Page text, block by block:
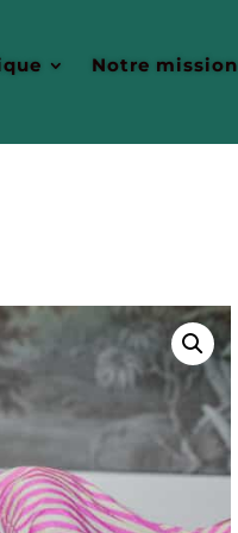
Notre mission